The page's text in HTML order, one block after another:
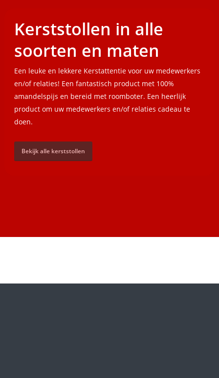
Kerststollen in alle
soorten en maten
Een leuke en lekkere Kerstattentie voor uw medewerkers
en/of relaties! Een fantastisch product met 100%
amandelspijs en bereid met roomboter. Een heerlijk
product om uw medewerkers en/of relaties cadeau te
doen.
Bekijk alle kerststollen